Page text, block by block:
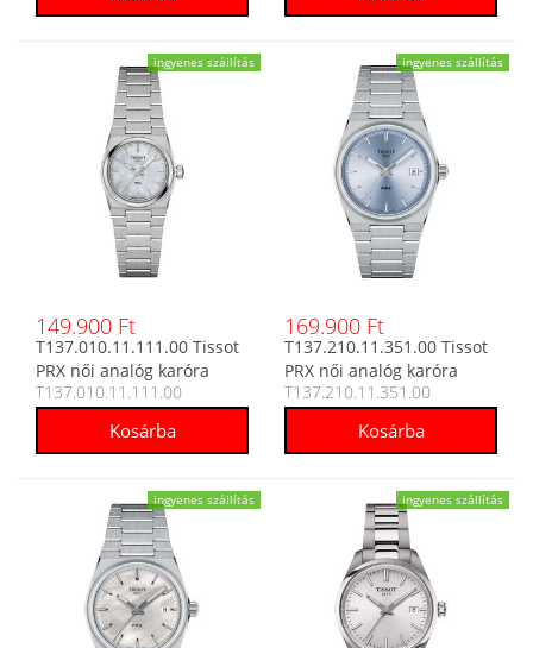
ingyenes szállítás
149.900 Ft
T137.010.11.111.00 Tissot
PRX női analóg karóra
T137.010.11.111.00
ingyenes szállítás
169.900 Ft
T137.210.11.351.00 Tissot
PRX női analóg karóra
T137.210.11.351.00
ingyenes szállítás ingyenes szállítás